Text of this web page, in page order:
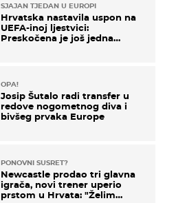
SJAJAN TJEDAN U EUROPI
Hrvatska nastavila uspon na
UEFA-inoj ljestvici:
Preskočena je još jedna
OPA!
Josip Šutalo radi transfer u
redove nogometnog diva i
bivšeg prvaka Europe
PONOVNI SUSRET?
Newcastle prodao tri glavna
igrača, novi trener uperio
prstom u Hrvata: "Želim